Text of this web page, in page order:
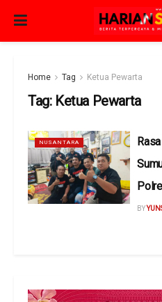
Home Tag Ketua Pewarta
Tag: Ketua Pewarta
NUSANTARA
BY